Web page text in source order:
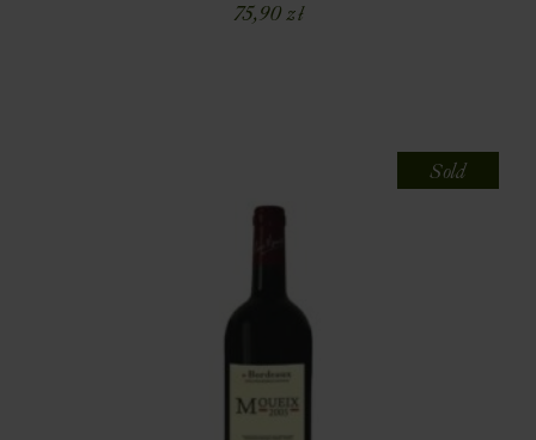
75,90zł
Sold